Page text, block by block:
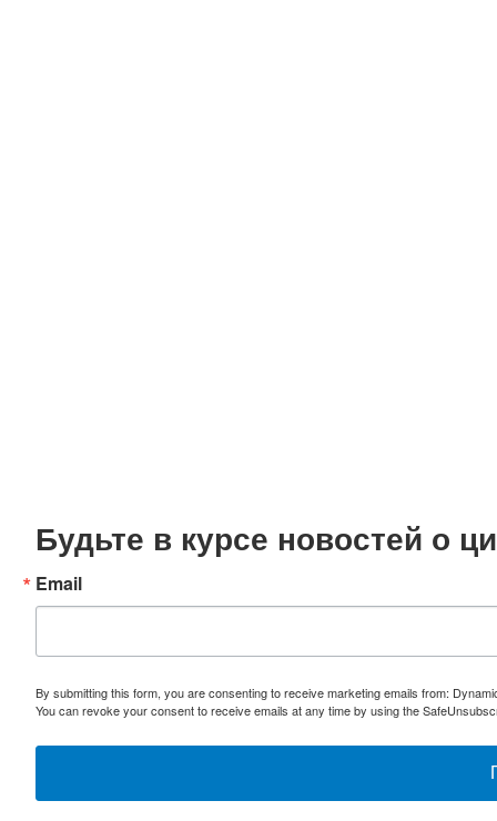
Будьте в курсе новостей о
Email
By submitting this form, you are consenting to receive marketing emails from:
You can revoke your consent to receive emails at any time by using the